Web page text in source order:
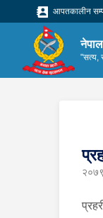
आपतकालीन
"सत्य,